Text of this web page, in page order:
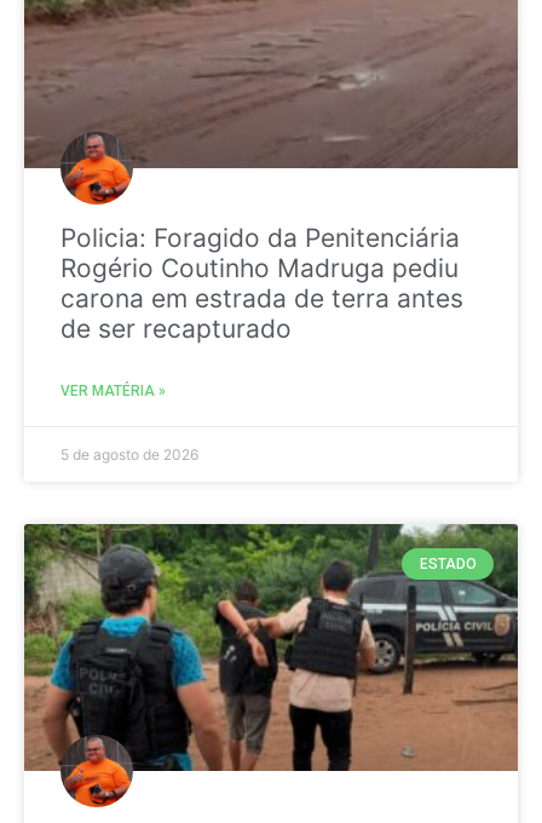
Policia: Foragido da Penitenciária
Rogério Coutinho Madruga pediu
carona em estrada de terra antes
de ser recapturado
VER MATÉRIA »
5 de agosto de 2026
ESTADO